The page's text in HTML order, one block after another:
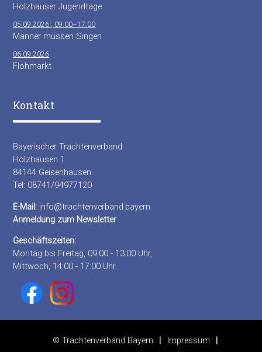
Holzhauser Jugendtage
05.09.2026 , 09:00–17:00
Männer müssen Singen
06.09.2026
Flohmarkt
Kontakt
Bayerischer Trachtenverband
Holzhausen 1
84144 Geisenhausen
Tel: 08741/94977120
E-Mail: info@trachtenverband.bayern
Anmeldung zum Newsletter
Geschäftszeiten:
Montag bis Freitag, 09:00 - 13:00 Uhr,
Mittwoch, 14:00 - 17:00 Uhr
© Trachtenverband Bayern Impressum